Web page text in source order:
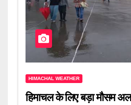
HIMACHAL WEATHER
हिमाचल के लिए बड़ा मौसम